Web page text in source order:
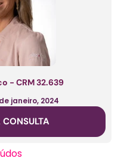
- CRM 32.639
janeiro, 2024